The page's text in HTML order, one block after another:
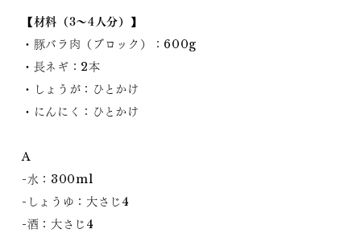
【材料（3～4人分）】
・豚バラ肉（ブロック）：600g
・長ネギ：2本
・しょうが：ひとかけ
・にんにく：ひとかけ
A
-水：300ml
-しょうゆ：大さじ4
-酒：大さじ4